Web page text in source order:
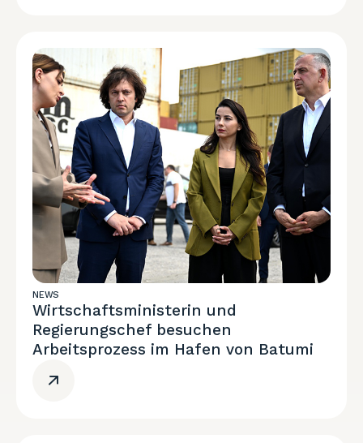
NEWS
Wirtschaftsministerin und
Regierungschef besuchen
Arbeitsprozess im Hafen von Batumi